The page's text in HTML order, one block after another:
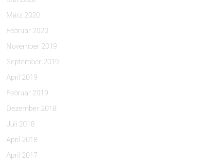
März 2020
Februar 2020
November 2019
September 2019
April 2019
Februar 2019
Dezember 2018
Juli 2018
April 2018
April 2017